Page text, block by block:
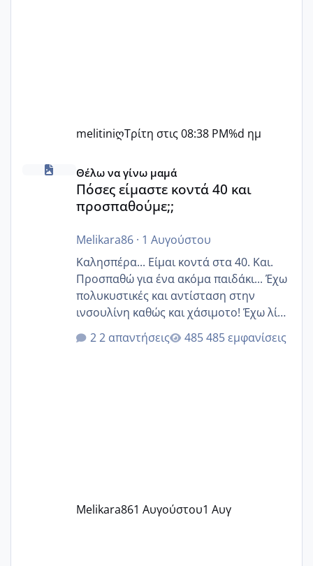
melitiniღΤρίτη στις 08:38 PM%d ημ
Πόσες είμαστε κοντά 40 και προσπαθούμε;;
Θέλω να γίνω μαμά
Πόσες είμαστε κοντά 40 και
προσπαθούμε;;
Melikara86· 1 Αυγούστου
Καλησπέρα... Είμαι κοντά στα 40. Και.
Προσπαθώ για ένα ακόμα παιδάκι... Έχω
πολυκυστικές και αντίσταση στην
ινσουλίνη καθώς και χάσιμοτο! Έχω λίγα
κιλά παραπάνω και όσο κ αν προσπαθώ
δεν χάνω εύκολα! Προσπαθώ για ακόμη
2 απαντήσεις 485 εμφανίσεις
Melikara861 Αυγούστου1 Αυγ